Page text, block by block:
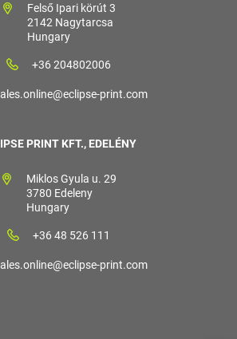
Felső Ipari körút 3
2142 Nagytarcsa
Hungary
+36 204802006
print.com
PRINT KFT., EDELÉNY
Miklos Gyula u. 29
3780 Edeleny
Hungary
+36 48 526 111
print.com